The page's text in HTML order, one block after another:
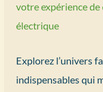
votre expérience
électrique
Explorez l’univers
indispensables qui